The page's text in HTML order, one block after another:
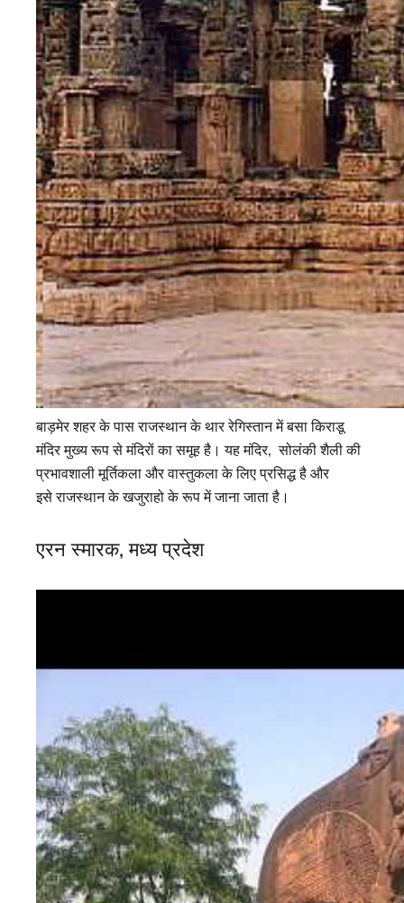
बाड़मेर शहर के पास राजस्थान के थार रेगिस्तान में बसा किराडू
मंदिर मुख्य रूप से मंदिरों का समूह है। यह मंदिर, सोलंकी शैली की
प्रभावशाली मूर्तिकला और वास्तुकला के लिए प्रसिद्ध है और
इसे राजस्थान के खजुराहो के रूप में जाना जाता है।
एरन स्मारक, मध्य प्रदेश